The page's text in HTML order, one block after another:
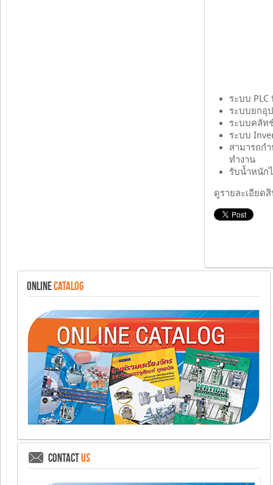
ระบบ
ระบบยกอุ
ระบบคลัท
ระบบ
สามารถก
ทำงาน
รับน้ำหนัก
ดูรายละเอียด
ONLINECATALOG
CONTACTUS